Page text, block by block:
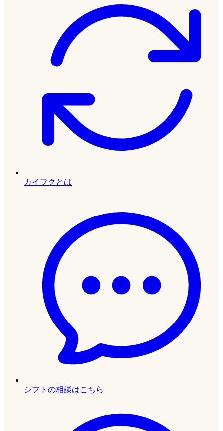
カイフクとは
シフトの相談はこちら